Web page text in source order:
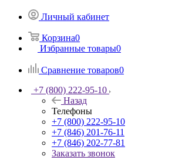
Личный кабинет
Корзина0
Избранные товары0
Сравнение товаров0
+7 (800) 222-95-10
Назад
Телефоны
+7 (800) 222-95-10
+7 (846) 201-76-11
+7 (846) 202-77-81
Заказать звонок